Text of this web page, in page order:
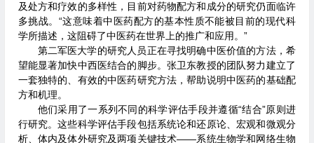
及处方和疗效的多样性，目前对药物配方和成分的研究仍面临许
多挑战。“这意味着中医药配方的基本性质不能被目前的现代科
学所描述，这阻碍了中医药在世界上的推广和应用。”
第二军医大学的研究人员正在寻找明确中医价值的方法，希
望能显著加快中西医结合的脚步。张卫东教授的团队努力建立了
一套独特的、有效的中医药研究方法，帮助说明中医药的基础配
方和机理。
他们采用了一系列不同的科学评估手段并遵循“结合”原则进
行研究。这些科学评估手段包括系统论和还原论、宏观和微观分
析、体内及体外研究及两项关键技术——系统生物学和网络生物